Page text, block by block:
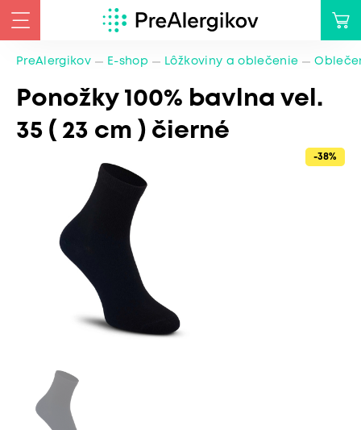
PreAlergikov E-shop Lôžkoviny a oblečenie
Ponožky 100% bavlna vel.
35 ( 23 cm ) čierné
-38%